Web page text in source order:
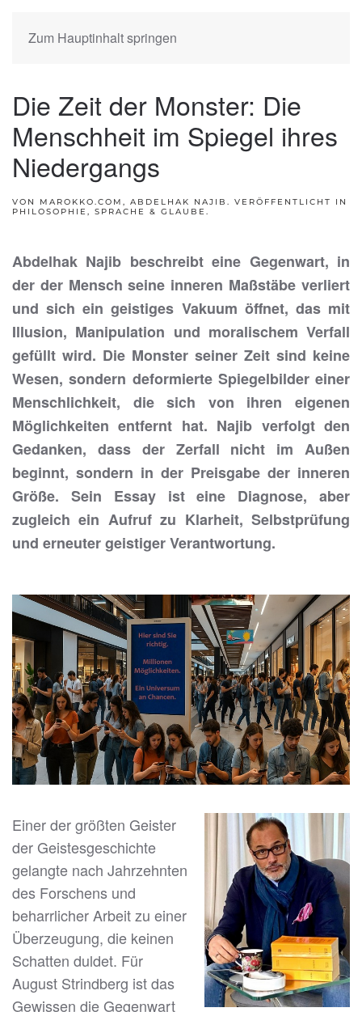
Zum Hauptinhalt springen
Die Zeit der Monster: Die
Menschheit im Spiegel ihres
Niedergangs
VON MAROKKO.COM, ABDELHAK NAJIB. VERÖFFENTLICHT IN
PHILOSOPHIE, SPRACHE & GLAUBE .
Abdelhak Najib beschreibt eine Gegenwart, in
der der Mensch seine inneren Maßstäbe verliert
und sich ein geistiges Vakuum öffnet, das mit
Illusion, Manipulation und moralischem Verfall
gefüllt wird. Die Monster seiner Zeit sind keine
Wesen, sondern deformierte Spiegelbilder einer
Menschlichkeit, die sich von ihren eigenen
Möglichkeiten entfernt hat. Najib verfolgt den
Gedanken, dass der Zerfall nicht im Außen
beginnt, sondern in der Preisgabe der inneren
Größe. Sein Essay ist eine Diagnose, aber
zugleich ein Aufruf zu Klarheit, Selbstprüfung
und erneuter geistiger Verantwortung.
Einer der größten Geister
der Geistesgeschichte
gelangte nach Jahrzehnten
des Forschens und
beharrlicher Arbeit zu einer
Überzeugung, die keinen
Schatten duldet. Für
August Strindberg ist das
Gewissen die Gegenwart